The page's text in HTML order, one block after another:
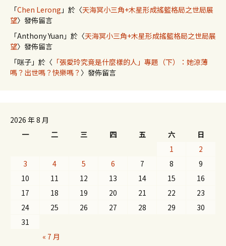
「Chen Lerong 」於〈天海冥小三角+木星形成搖籃格局之世局展
望〉發佈留言
「Anthony Yuan 」於〈天海冥小三角+木星形成搖籃格局之世局展
望〉發佈留言
「咪子 」於〈 「張愛玲究竟是什麼樣的人」專題（下）：她涼薄
嗎？出世嗎？快樂嗎？ 〉發佈留言
2026 年 8 月
一
二 三 四 五 六
日
1
2
3
4 5 6 7 8
9
10
11 12 13 14 15
16
17
18 19 20 21 22
23
24
25 26 27 28 29
30
31
« 7 月